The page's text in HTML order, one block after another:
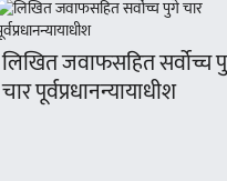
लिखित जवाफसहित सर्वोच्च
चार पूर्वप्रधानन्यायाधीश